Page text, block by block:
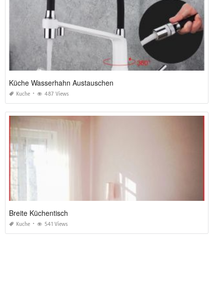
Küche Wasserhahn Austauschen
Kuche 487 Views
Breite Küchentisch
Kuche 541 Views